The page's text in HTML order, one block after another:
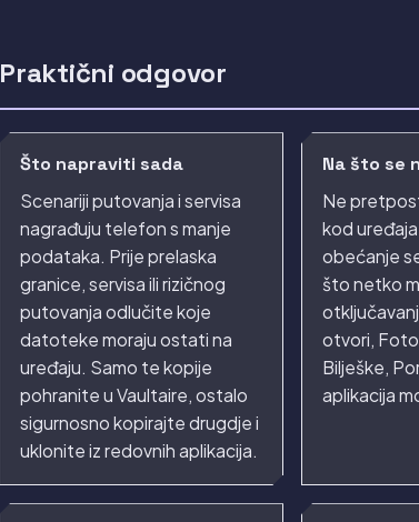
Praktični odgovor
Što napraviti sada
Scenariji putovanja i servisa
nagrađuju telefon s manje
podataka. Prije prelaska
granice, servisa ili rizičnog
putovanja odlučite koje
datoteke moraju ostati na
uređaju. Samo te kopije
pohranite u Vaultaire, ostalo
sigurnosno kopirajte drugdje i
uklonite iz redovnih aplikacija.
Na što se
Ne
kod
obećanje
što netko
otvori,
Bilješke,
aplikacija